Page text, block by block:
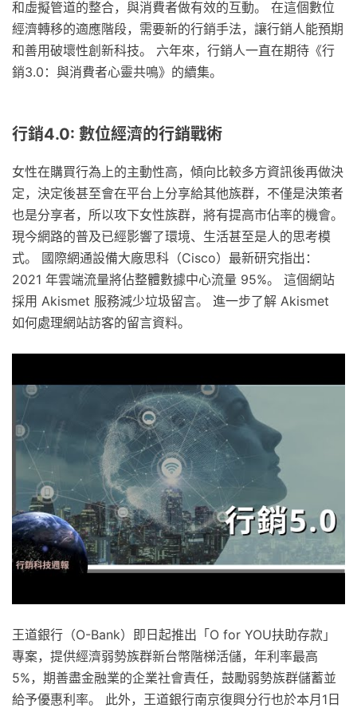
和虛擬管道的整合，與消費者做有效的互動。 在這個數位
經濟轉移的適應階段，需要新的行銷手法，讓行銷人能預期
和善用破壞性創新科技。 六年來，行銷人一直在期待《行
銷3.0：與消費者心靈共鳴》的續集。
行銷4.0: 數位經濟的行銷戰術
女性在購買行為上的主動性高，傾向比較多方資訊後再做決
定，決定後甚至會在平台上分享給其他族群，不僅是決策者
也是分享者，所以攻下女性族群，將有提高市佔率的機會。
現今網路的普及已經影響了環境、生活甚至是人的思考模
式。 國際網通設備大廠思科（Cisco）最新研究指出：
2021 年雲端流量將佔整體數據中心流量 95%。 這個網站
採用 Akismet 服務減少垃圾留言。 進一步了解 Akismet
如何處理網站訪客的留言資料。
王道銀行（O-Bank）即日起推出「O for YOU扶助存款」
專案，提供經濟弱勢族群新台幣階梯活儲，年利率最高
5%，期善盡金融業的企業社會責任，鼓勵弱勢族群儲蓄並
給予優惠利率。 此外，王道銀行南京復興分行也於本月1日